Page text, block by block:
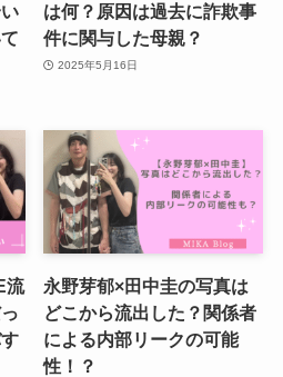
は何？原因は過去に詐欺事
件に関与した母親？
2025年5月16日
流
永野芽郁×田中圭の写真は
どこから流出した？関係者
による内部リークの可能
性！？